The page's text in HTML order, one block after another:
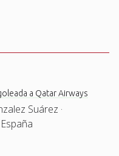
a Qatar Airways
Suárez ·